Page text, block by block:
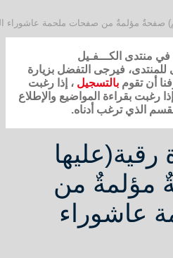
مؤلمةٌ من صفحات ملحمة عاشوراء الخالدة ..
الكـــفـيل
فيرجى التفضل بزيارة
بالتسجيل، إذا رغبت
بقراءة المواضيع والإطلاع
ترغب أدناه.
من